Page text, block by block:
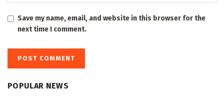
Save my name, email, and website in this browser for the
next time I comment.
POPULAR NEWS